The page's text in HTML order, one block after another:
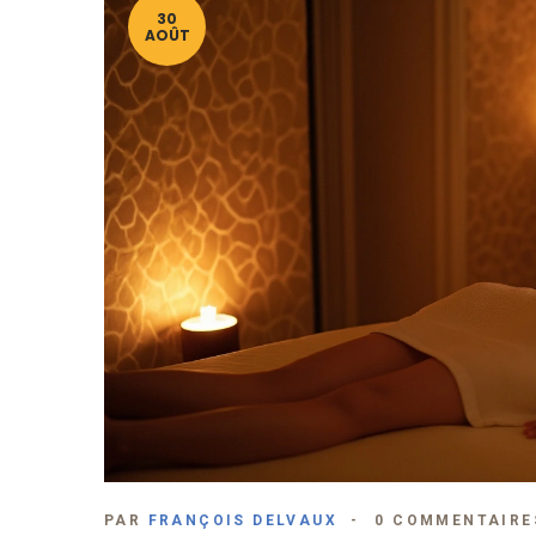
30
AOÛT
PAR FRANÇOIS DELVAUX 0